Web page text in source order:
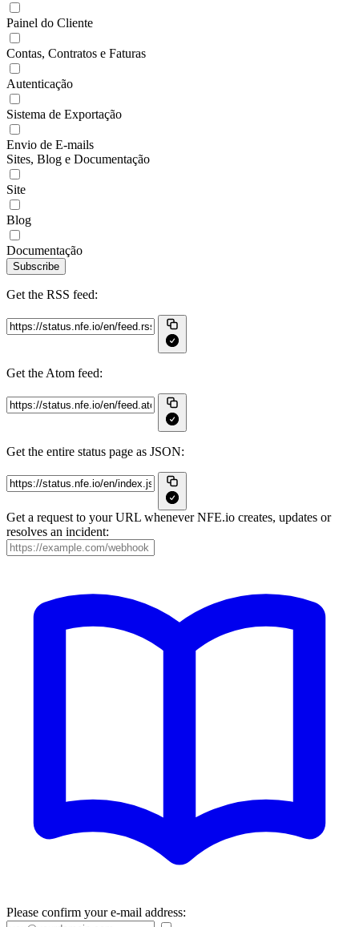
Painel do Cliente
Contas, Contratos e Faturas
Autenticação
Sistema de Exportação
Envio de E-mails
Sites, Blog e Documentação
Site
Blog
Documentação
Subscribe
Get the RSS feed:
Get the Atom feed:
Get the entire status page as JSON:
Get a request to your URL whenever NFE.io creates, updates or
resolves an incident:
Please confirm your e-mail address: